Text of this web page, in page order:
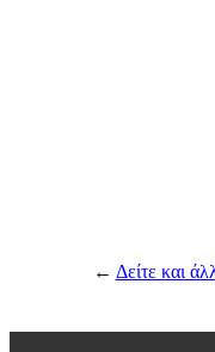
← Δείτε και